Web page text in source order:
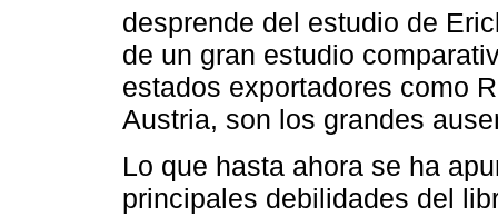
desprende del estudio de
de un gran estudio
estados exportadores como
Austria, son los grandes
Lo que hasta ahora se ha
principales debilidades del